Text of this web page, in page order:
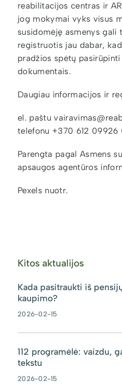
reabilitacijos centras ir
jog mokymai vyks visus
susidomėję asmenys gali
registruotis jau dabar,
pradžios spėtų
dokumentais.
Daugiau informacijos ir
el. paštu
telefonu +370 612 09926
Parengta pagal Asmens
apsaugos agentūros
Pexels nuotr.
Kitos aktualijos
Kada pasitraukti iš
kaupimo?
2026-02-15
112 programėlė: vaizdu,
tekstu
2026-02-15